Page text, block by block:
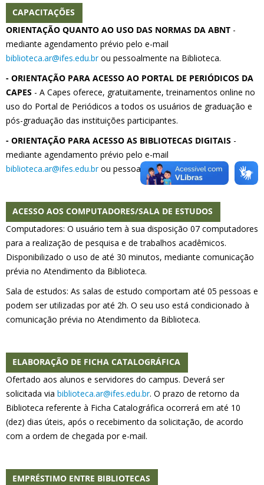
CAPACITAÇÕES
ORIENTAÇÃO QUANTO AO USO DAS NORMAS DA ABNT -
mediante agendamento prévio pelo e-mail
biblioteca.ar@ifes.edu.brou pessoalmente na Biblioteca.
- ORIENTAÇÃO PARA ACESSO AO PORTAL DE PERIÓDICOS DA
CAPES - A Capes oferece, gratuitamente, treinamentos online no
uso do Portal de Periódicos a todos os usuários de graduação e
pós-graduação das instituições participantes.
- ORIENTAÇÃO PARA ACESSO AS BIBLIOTECAS DIGITAIS -
mediante agendamento prévio pelo e-mail
biblioteca.ar@ifes.edu.brou pessoalmente na Biblioteca.
ACESSO AOS COMPUTADORES/SALA DE ESTUDOS
Computadores: O usuário tem à sua disposição 07 computadores
para a realização de pesquisa e de trabalhos acadêmicos.
Disponibilizado o uso de até 30 minutos, mediante comunicação
prévia no Atendimento da Biblioteca.
Sala de estudos: As salas de estudo comportam até 05 pessoas e
podem ser utilizadas por até 2h. O seu uso está condicionado à
comunicação prévia no Atendimento da Biblioteca.
ELABORAÇÃO DE FICHA CATALOGRÁFICA
Ofertado aos alunos e servidores do campus. Deverá ser
solicitada via biblioteca.ar@ifes.edu.br. O prazo de retorno da
Biblioteca referente à Ficha Catalográfica ocorrerá em até 10
(dez) dias úteis, após o recebimento da solicitação, de acordo
com a ordem de chegada por e-mail.
EMPRÉSTIMO ENTRE BIBLIOTECAS